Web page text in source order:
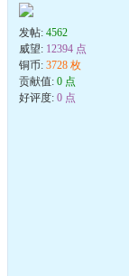
发帖: 4562
威望: 12394 点
铜币: 3728 枚
贡献值: 0 点
好评度: 0 点